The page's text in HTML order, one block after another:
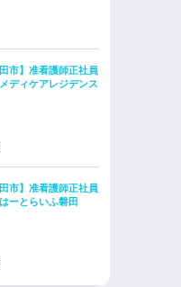
市】准看護師正社員
ディケアレジデンス
市】准看護師正社員
ーとらいふ磐田